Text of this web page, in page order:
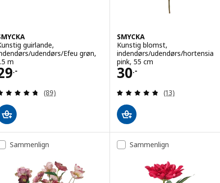
guirlande,
udendørs/Efeu grøn,
m
.- 29.-
Anmeld: 4.7 ud af 5 Stjerner. Anmeldelser i alt:
(89)
SMYCKA
Kunstig blomst,
indendørs/udendørs/hortensia
pink, 55 cm
30.-
Pris 30.-
Anmeld: 4.8 ud
(13)
Sammenlign Sammenlign